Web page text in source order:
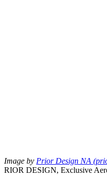
Image by Prior Design NA
RIOR DESIGN, Exclusive